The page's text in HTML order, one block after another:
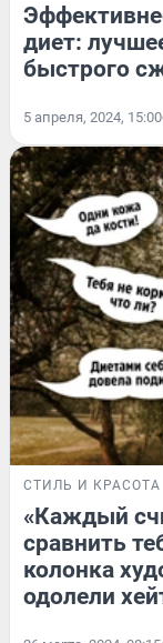
диет:
быстрого
5 апреля, 2024, 15:00
СТИЛЬ И КРАСОТА
«Каждый
сравнить
колонка
одолели